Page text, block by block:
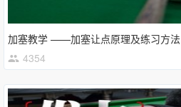
加塞教学 ——加塞让点原理及练习方法
4354